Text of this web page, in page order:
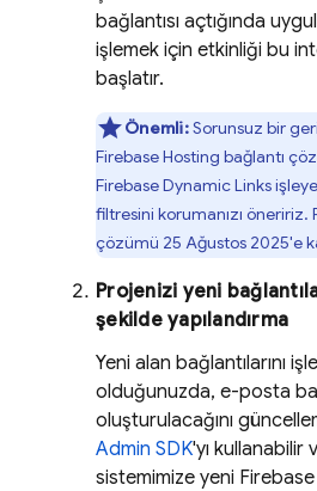
bağlantısı açtığında
işlemek için etkinliği bu
başlatır.
Önemli:Sorunsuz bir
Firebase Hosting bağlantı
Firebase Dynamic Links
filtresini korumanızı öneririz.
çözümü 25 Ağustos 2025'e
Projenizi yeni
şekilde yapılandırma
Yeni alan bağlantılarını
olduğunuzda, e-posta
oluşturulacağını
Admin SDK'yı kullanabilir
sistemimize yeni